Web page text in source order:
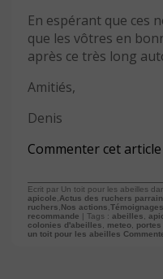
En espérant que ces
que les vôtres en
après ce très long
Amitiés,
Denis
Commenter cet article
Ecrit par Un toit pour les abeilles
apicole,Actus des ruchers
ruchers,Nos actions,
recommande | Tags : abeilles,
colonies d'abeilles, meteo,
un toit pour les abeilles